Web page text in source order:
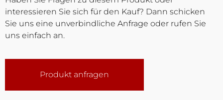
interessieren Sie sich für den Kauf? Dann schicken
Sie uns eine unverbindliche Anfrage oder rufen Sie
uns einfach an.
Produkt anfragen